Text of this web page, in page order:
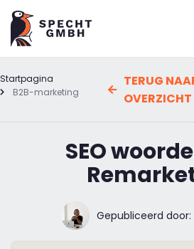
Startpagina
B2B-marketing
TERUG
OVERZICHT
SEO
Gepubliceerd door: